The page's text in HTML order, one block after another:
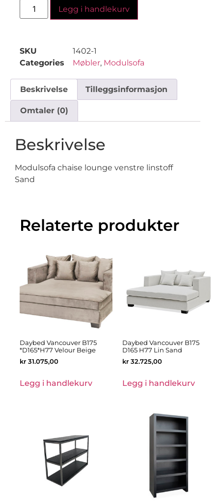
Legg i handlekurv
SKU
1402-1
Categories
Møbler, Modulsofa
Beskrivelse Tilleggsinformasjon
Omtaler (0)
Beskrivelse
Modulsofa chaise lounge venstre linstoff
Sand
Relaterte produkter
Daybed Vancouver B175
*D165*H77 Velour Beige
kr 31.075,00
Legg i handlekurv
Daybed Vancouver B175
D165 H77 Lin Sand
kr 32.725,00
Legg i handlekurv